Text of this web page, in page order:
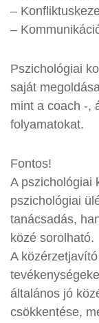
–
–
Pszichológiai
saját
mint a coach -,
folyamatokat.
Fontos!
A pszichológiai
pszichológiai
tanácsadás,
közé sorolható.
A
általános jó
csökkentése,